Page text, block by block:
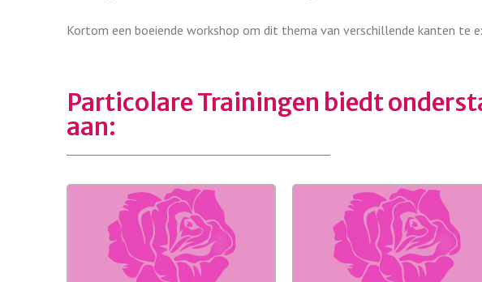
Kortom een boeiende workshop om dit thema van verschillende kanten te
Particolare Trainingen biedt
aan: